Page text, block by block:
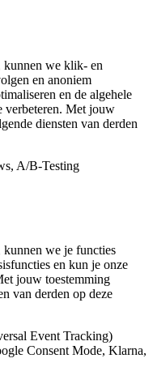
kunnen we klik- en
en anoniem
en de algehele
verbeteren. Met jouw
diensten van derden
A/B-Testing
kunnen we je functies
en kun je onze
jouw toestemming
van derden op deze
Event Tracking)
Consent Mode, Klarna,